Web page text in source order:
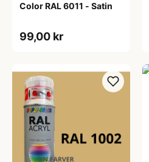
Color RAL 6011 - Satin
99,00 kr